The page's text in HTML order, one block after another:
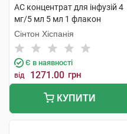
АС концентрат для інфузій 4
мг/5 мл 5 мл 1 флакон
Сінтон Хіспанія
Є в наявності
від 1271.00 грн
КУПИТИ